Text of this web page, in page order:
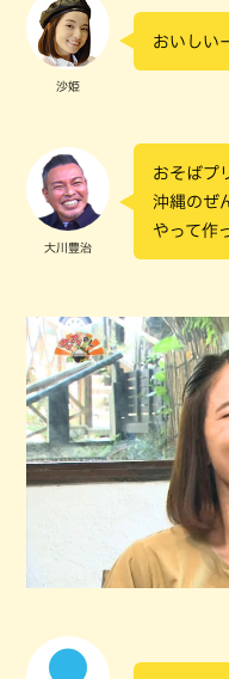
沙姫
おいしい
大川豊治
おそばプ
沖縄のぜ
やって作